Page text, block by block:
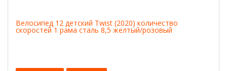
Велосипед 12 детский Twist (2020) количество
скоростей 1 рама сталь 8,5 желтый/розовый